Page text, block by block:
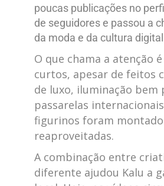
poucas publicações no
de seguidores e passou a
da moda e da cultura
O que chama a atenção
curtos, apesar de feitos
de luxo, iluminação bem
passarelas
figurinos foram
reaproveitadas.
A combinação entre
diferente ajudou Kalu a